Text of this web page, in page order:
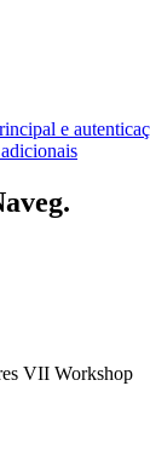
e
VII Workshop